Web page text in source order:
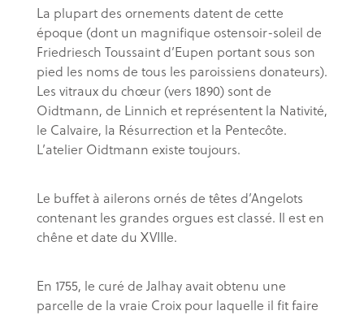
La plupart des ornements datent de cette
époque (dont un magnifique ostensoir-soleil de
Friedriesch Toussaint d’Eupen portant sous son
pied les noms de tous les paroissiens donateurs).
Les vitraux du chœur (vers 1890) sont de
Oidtmann, de Linnich et représentent la Nativité,
le Calvaire, la Résurrection et la Pentecôte.
L’atelier Oidtmann existe toujours.
Le buffet à ailerons ornés de têtes d’Angelots
contenant les grandes orgues est classé. Il est en
chêne et date du XVIIIe.
En 1755, le curé de Jalhay avait obtenu une
parcelle de la vraie Croix pour laquelle il fit faire